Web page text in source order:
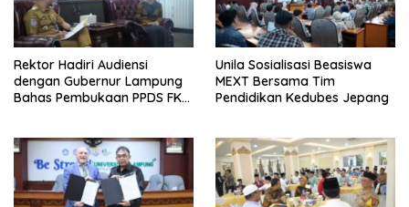
Rektor Hadiri Audiensi
dengan Gubernur Lampung
Bahas Pembukaan PPDS FK
Unila Sosialisasi Beasiswa
MEXT Bersama Tim
Pendidikan Kedubes Jepang